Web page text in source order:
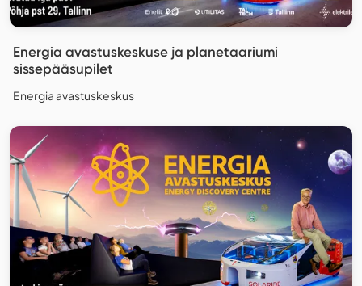
Energia avastuskeskuse ja planetaariumi
sissepääsupilet
Energia avastuskeskus